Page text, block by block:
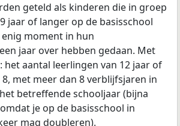
geteld als kinderen die in groep
jaar of langer op de basisschool
moment in hun
jaar over hebben gedaan. Met
aantal leerlingen van 12 jaar of
met meer dan 8 verblijfsjaren in
betreffende schooljaar (bijna
je op de basisschool in
mag doubleren).